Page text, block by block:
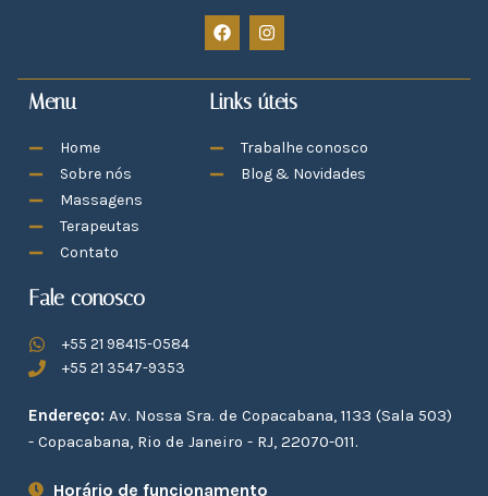
Menu
Home
Sobre nós
Massagens
Terapeutas
Contato
Links úteis
Trabalhe conosco
Blog & Novidades
Fale conosco
+55 21 98415-0584
+55 21 3547-9353
Endereço: Av. Nossa Sra. de Copacabana, 1133 (Sala 503)
- Copacabana, Rio de Janeiro - RJ, 22070-011.
Horário de funcionamento